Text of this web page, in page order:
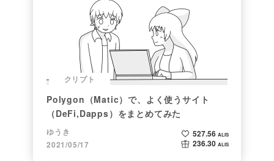
クリプト
Polygon（Matic）で、よく使うサイト
（DeFi,Dapps）をまとめてみた
ゆうき
2021/05/17
527.56 ALIS
236.30 ALIS